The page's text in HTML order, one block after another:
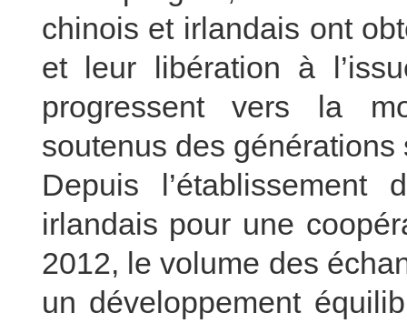
chinois et irlandais ont
et leur libération à
progressent vers la
soutenus des générations
Depuis l’établissement
irlandais pour une
2012, le volume des
un développement